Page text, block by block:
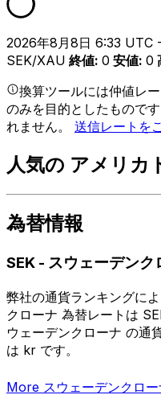
2026年8月8日 6:33 UTC
SEK/XAU 終値: 0 安値: 0
換算ツールには仲値レ
のみを目的としたもので
れません。 送信レートを
人気の アメリカ
為替情報
SEK - スウェーデンク
弊社の通貨ランキングに
クローナ 為替レートは
ウェーデンクローナ の通
は kr です。
More スウェーデンクロー